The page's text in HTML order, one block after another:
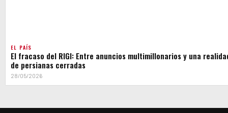
EL PAÍS
El fracaso del RIGI: Entre anuncios multimillonarios y una
de persianas cerradas
28/05/2026